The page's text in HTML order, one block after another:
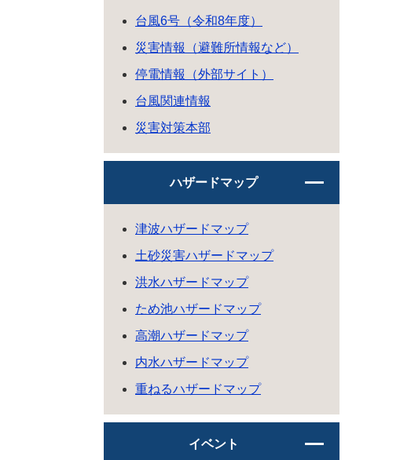
台風6号（令和8年度）
災害情報（避難所情報など）
停電情報（外部サイト）
台風関連情報
災害対策本部
ハザードマップ
津波ハザードマップ
土砂災害ハザードマップ
洪水ハザードマップ
ため池ハザードマップ
高潮ハザードマップ
内水ハザードマップ
重ねるハザードマップ
イベント